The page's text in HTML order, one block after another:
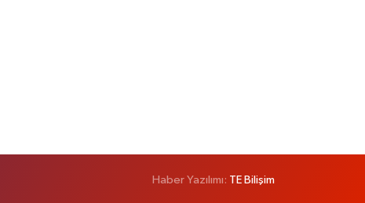
Haber Yazılımı: TE Bilişim